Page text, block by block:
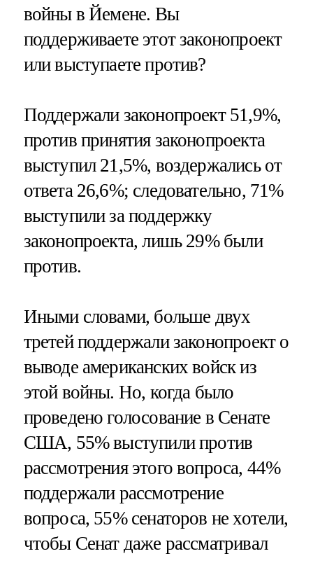
войны в Йемене. Вы
поддерживаете этот законопроект
или выступаете против?
Поддержали законопроект 51,9%,
против принятия законопроекта
выступил 21,5%, воздержались от
ответа 26,6%; следовательно, 71%
выступили за поддержку
законопроекта, лишь 29% были
против.
Иными словами, больше двух
третей поддержали законопроект о
выводе американских войск из
этой войны. Но, когда было
проведено голосование в Сенате
США, 55% выступили против
рассмотрения этого вопроса, 44%
поддержали рассмотрение
вопроса, 55% сенаторов не хотели,
чтобы Сенат даже рассматривал